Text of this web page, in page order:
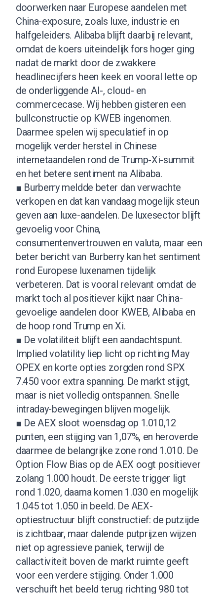
doorwerken naar Europese aandelen met
China-exposure, zoals luxe, industrie en
halfgeleiders. Alibaba blijft daarbij relevant,
omdat de koers uiteindelijk fors hoger ging
nadat de markt door de zwakkere
headlinecijfers heen keek en vooral lette op
de onderliggende AI-, cloud- en
commercecase. Wij hebben gisteren een
bullconstructie op KWEB ingenomen.
Daarmee spelen wij speculatief in op
mogelijk verder herstel in Chinese
internetaandelen rond de Trump-Xi-summit
en het betere sentiment na Alibaba.
■ Burberry meldde beter dan verwachte
verkopen en dat kan vandaag mogelijk steun
geven aan luxe-aandelen. De luxesector blijft
gevoelig voor China,
consumentenvertrouwen en valuta, maar een
beter bericht van Burberry kan het sentiment
rond Europese luxenamen tijdelijk
verbeteren. Dat is vooral relevant omdat de
markt toch al positiever kijkt naar China-
gevoelige aandelen door KWEB, Alibaba en
de hoop rond Trump en Xi.
■ De volatiliteit blijft een aandachtspunt.
Implied volatility liep licht op richting May
OPEX en korte opties zorgden rond SPX
7.450 voor extra spanning. De markt stijgt,
maar is niet volledig ontspannen. Snelle
intraday-bewegingen blijven mogelijk.
■ De AEX sloot woensdag op 1.010,12
punten, een stijging van 1,07%, en heroverde
daarmee de belangrijke zone rond 1.010. De
Option Flow Bias op de AEX oogt positiever
zolang 1.000 houdt. De eerste trigger ligt
rond 1.020, daarna komen 1.030 en mogelijk
1.045 tot 1.050 in beeld. De AEX-
optiestructuur blijft constructief: de putzijde
is zichtbaar, maar dalende putprijzen wijzen
niet op agressieve paniek, terwijl de
callactiviteit boven de markt ruimte geeft
voor een verdere stijging. Onder 1.000
verschuift het beeld terug richting 980 tot